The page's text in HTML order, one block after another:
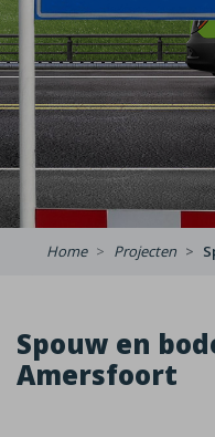
Home Projecten
Spouw en
Amersfoort